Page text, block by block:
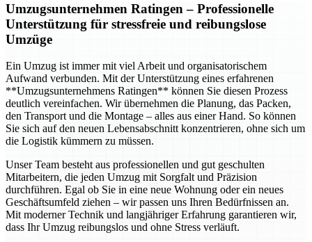
Umzugsunternehmen Ratingen – Professionelle
Unterstützung für stressfreie und reibungslose
Umzüge
Ein Umzug ist immer mit viel Arbeit und organisatorischem
Aufwand verbunden. Mit der Unterstützung eines erfahrenen
**Umzugsunternehmens Ratingen** können Sie diesen Prozess
deutlich vereinfachen. Wir übernehmen die Planung, das Packen,
den Transport und die Montage – alles aus einer Hand. So können
Sie sich auf den neuen Lebensabschnitt konzentrieren, ohne sich um
die Logistik kümmern zu müssen.
Unser Team besteht aus professionellen und gut geschulten
Mitarbeitern, die jeden Umzug mit Sorgfalt und Präzision
durchführen. Egal ob Sie in eine neue Wohnung oder ein neues
Geschäftsumfeld ziehen – wir passen uns Ihren Bedürfnissen an.
Mit moderner Technik und langjähriger Erfahrung garantieren wir,
dass Ihr Umzug reibungslos und ohne Stress verläuft.